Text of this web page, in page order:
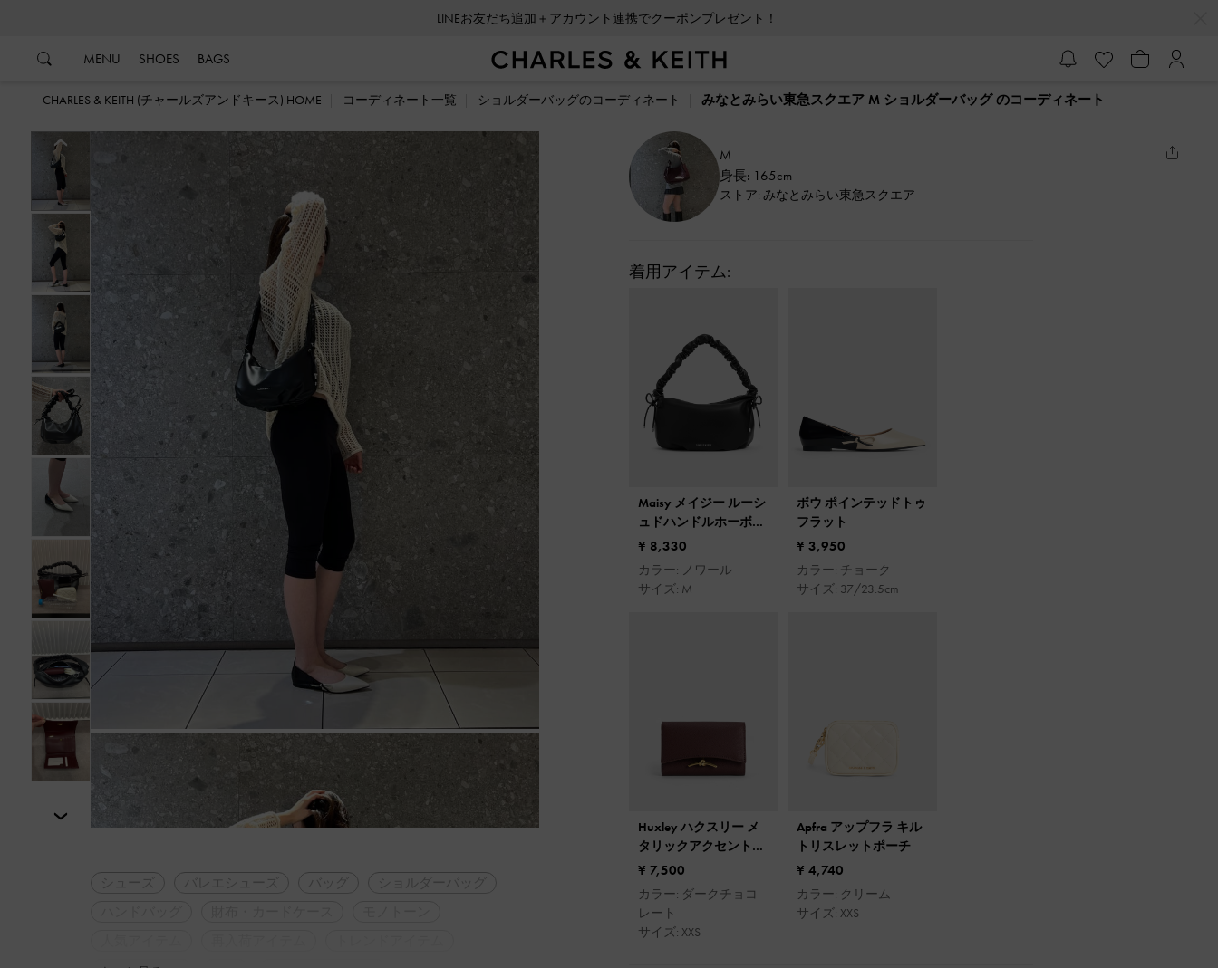
LINEお友だち追加＋アカウント連携でクーポンプレゼント！
MENU SHOES BAGS
CHARLES & KEITH (チャールズアンドキース) HOME コーディネート一覧 ショルダーバッグのコーディネート みなとみらい東急スクエア M ショルダーバッグ のコーディネート
戻る
シューズ バレエシューズ
M
身長: 165cm
ストア: みなとみらい東急スクエア
着用アイテム:
Maisy メイジー ルーシ
ュドハンドルホーボー
バッグ
¥ 8,330
カラー: ノワール
サイズ: M
ボウ ポインテッドトゥ
フラット
¥ 3,950
カラー: チョーク
サイズ: 37/23.5cm
Huxley ハクスリー メ
タリックアクセントフ
ロントフラップウォレ
¥ 7,500
カラー: ダークチョコ
レート
サイズ: XXS
Apfra アップフラ キル
トリスレットポーチ
¥ 4,740
カラー: クリーム
サイズ: XXS